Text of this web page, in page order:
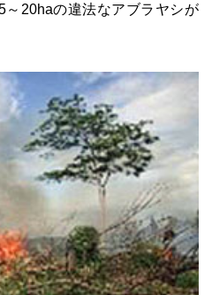
20haの違法なアブラヤシが